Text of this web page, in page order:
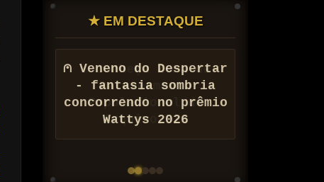
★ EM DESTAQUE
⚠ Conheça Zona de
Barateamento
Populacional do
Arquivo Nix